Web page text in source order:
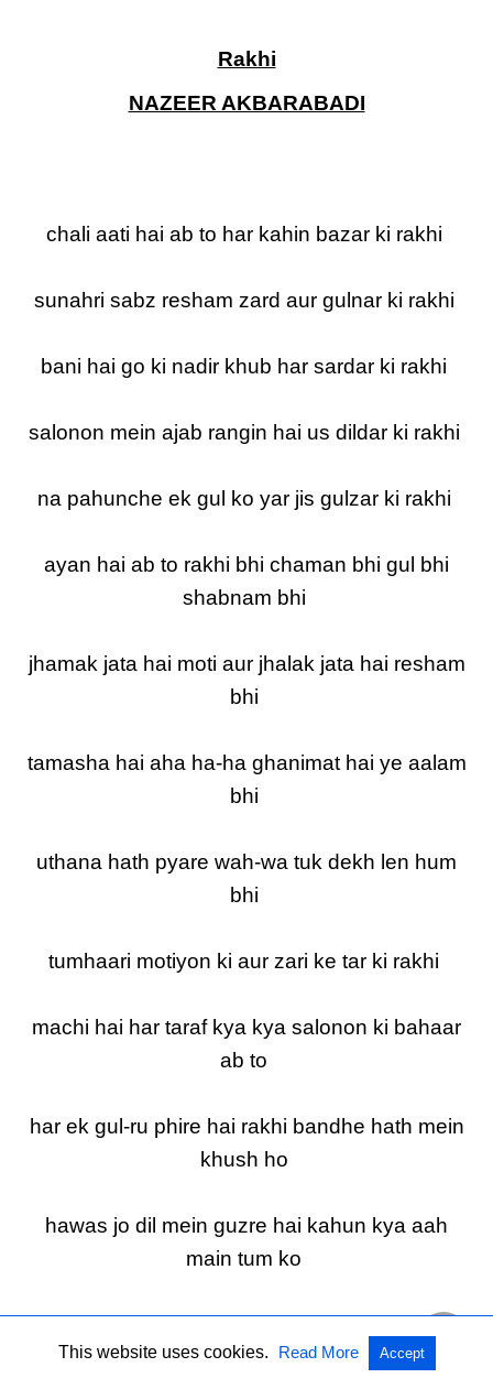
Rakhi
NAZEER AKBARABADI
chali aati hai ab to har kahin bazar ki rakhi
sunahri sabz resham zard aur gulnar ki rakhi
bani hai go ki nadir khub har sardar ki rakhi
salonon mein ajab rangin hai us dildar ki rakhi
na pahunche ek gul ko yar jis gulzar ki rakhi
ayan hai ab to rakhi bhi chaman bhi gul bhi
shabnam bhi
jhamak jata hai moti aur jhalak jata hai resham
bhi
tamasha hai aha ha-ha ghanimat hai ye aalam
bhi
uthana hath pyare wah-wa tuk dekh len hum
bhi
tumhaari motiyon ki aur zari ke tar ki rakhi
machi hai har taraf kya kya salonon ki bahaar
ab to
har ek gul-ru phire hai rakhi bandhe hath mein
khush ho
hawas jo dil mein guzre hai kahun kya aah
main tum ko
yaro
This website uses cookies. Read More Accept